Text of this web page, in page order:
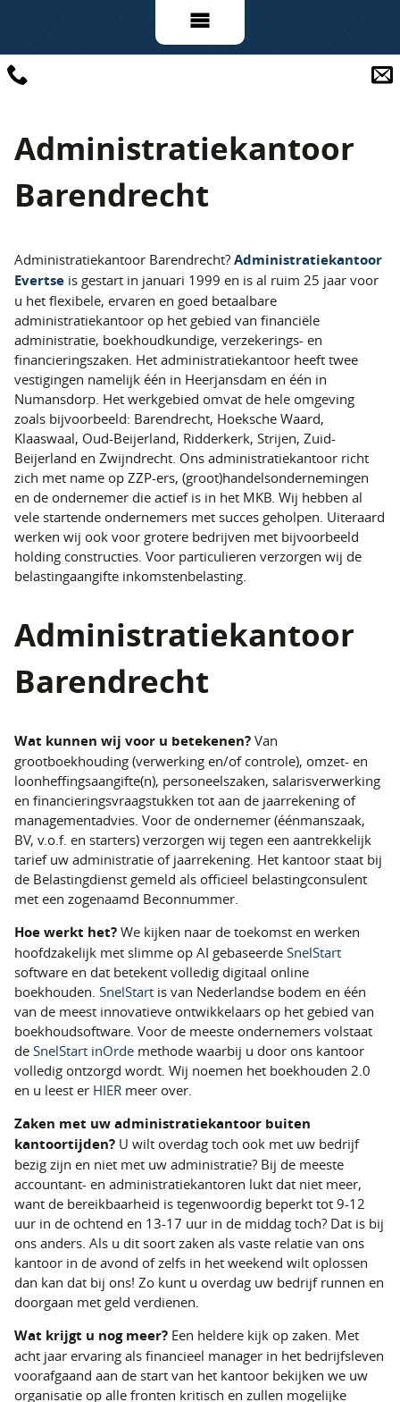
Administratiekantoor
Barendrecht
Administratiekantoor Barendrecht? Administratiekantoor
Evertse is gestart in januari 1999 en is al ruim 25 jaar voor
u het flexibele, ervaren en goed betaalbare
administratiekantoor op het gebied van financiële
administratie, boekhoudkundige, verzekerings- en
financieringszaken. Het administratiekantoor heeft twee
vestigingen namelijk één in Heerjansdam en één in
Numansdorp. Het werkgebied omvat de hele omgeving
zoals bijvoorbeeld: Barendrecht, Hoeksche Waard,
Klaaswaal, Oud-Beijerland, Ridderkerk, Strijen, Zuid-
Beijerland en Zwijndrecht. Ons administratiekantoor richt
zich met name op ZZP-ers, (groot)handelsondernemingen
en de ondernemer die actief is in het MKB. Wij hebben al
vele startende ondernemers met succes geholpen. Uiteraard
werken wij ook voor grotere bedrijven met bijvoorbeeld
holding constructies. Voor particulieren verzorgen wij de
belastingaangifte inkomstenbelasting.
Administratiekantoor
Barendrecht
Wat kunnen wij voor u betekenen? Van
grootboekhouding (verwerking en/of controle), omzet- en
loonheffingsaangifte(n), personeelszaken, salarisverwerking
en financieringsvraagstukken tot aan de jaarrekening of
managementadvies. Voor de ondernemer (éénmanszaak,
BV, v.o.f. en starters) verzorgen wij tegen een aantrekkelijk
tarief uw administratie of jaarrekening. Het kantoor staat bij
de Belastingdienst gemeld als officieel belastingconsulent
met een zogenaamd Beconnummer.
Hoe werkt het? We kijken naar de toekomst en werken
hoofdzakelijk met slimme op AI gebaseerde SnelStart
software en dat betekent volledig digitaal online
boekhouden. SnelStart is van Nederlandse bodem en één
van de meest innovatieve ontwikkelaars op het gebied van
boekhoudsoftware. Voor de meeste ondernemers volstaat
de SnelStart inOrde methode waarbij u door ons kantoor
volledig ontzorgd wordt. Wij noemen het boekhouden 2.0
en u leest er HIER meer over.
Zaken met uw administratiekantoor buiten
kantoortijden? U wilt overdag toch ook met uw bedrijf
bezig zijn en niet met uw administratie? Bij de meeste
accountant- en administratiekantoren lukt dat niet meer,
want de bereikbaarheid is tegenwoordig beperkt tot 9-12
uur in de ochtend en 13-17 uur in de middag toch? Dat is bij
ons anders. Als u dit soort zaken als vaste relatie van ons
kantoor in de avond of zelfs in het weekend wilt oplossen
dan kan dat bij ons! Zo kunt u overdag uw bedrijf runnen en
doorgaan met geld verdienen.
Wat krijgt u nog meer? Een heldere kijk op zaken. Met
acht jaar ervaring als financieel manager in het bedrijfsleven
voorafgaand aan de start van het kantoor bekijken we uw
organisatie op alle fronten kritisch en zullen mogelijke